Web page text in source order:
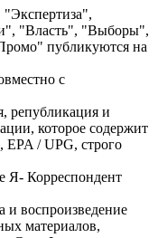
"Власть", "Выборы",
публикуются на
с
републикация и
которое содержит
/ UPG, строго
Я- Корреспондент
и воспроизведение
материалов,